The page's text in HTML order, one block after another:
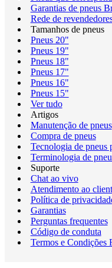
Garantias de pneus
Rede de
Tamanhos de pneus
Pneus 20"
Pneus 19"
Pneus 18"
Pneus 17"
Pneus 16"
Pneus 15"
Ver tudo
Artigos
Manutenção de pneus
Compra de pneus
Tecnologia de pneus
Terminologia de
Suporte
Chat ao vivo
Atendimento ao
Política de
Garantias
Perguntas frequentes
Código de conduta
Termos e Condições